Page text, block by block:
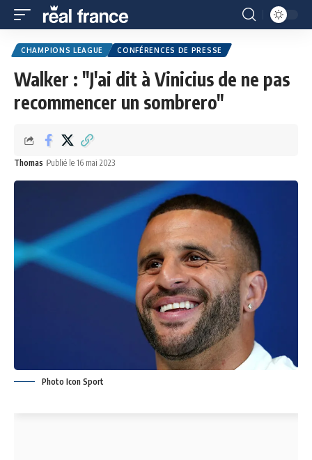
CHAMPIONS LEAGUE CONFÉRENCES DE PRESSE
Walker : "J'ai dit à Vinicius de ne pas
recommencer un sombrero"
Thomas Publié le 16 mai 2023
Photo Icon Sport